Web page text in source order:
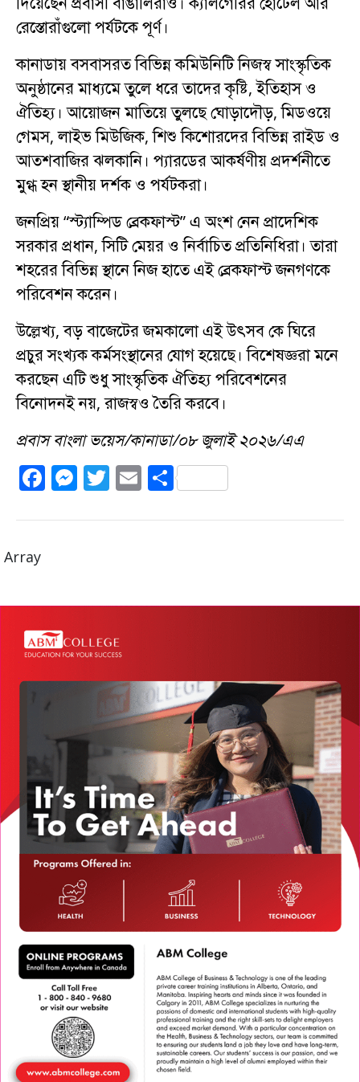
রেস্তোরাঁগুলো পর্যটকে পূর্ণ।
কানাডায় বসবাসরত বিভিন্ন কমিউনিটি নিজস্ব সাংস্কৃতিক
অনুষ্ঠানের মাধ্যমে তুলে ধরে তাদের কৃষ্টি, ইতিহাস ও
ঐতিহ্য। আয়োজন মাতিয়ে তুলছে ঘোড়াদৌড়, মিডওয়ে
গেমস, লাইভ মিউজিক, শিশু কিশোরদের বিভিন্ন রাইড ও
আতশবাজির ঝলকানি। প্যারডের আকর্ষণীয় প্রদর্শনীতে
মুগ্ধ হন স্থানীয় দর্শক ও পর্যটকরা।
জনপ্রিয় “স্ট্যাম্পিড ব্রেকফাস্ট” এ অংশ নেন প্রাদেশিক
সরকার প্রধান, সিটি মেয়র ও নির্বাচিত প্রতিনিধিরা। তারা
শহরের বিভিন্ন স্থানে নিজ হাতে এই ব্রেকফাস্ট জনগণকে
পরিবেশন করেন।
উল্লেখ্য, বড় বাজেটের জমকালো এই উৎসব কে ঘিরে
প্রচুর সংখ্যক কর্মসংস্থানের যোগ হয়েছে। বিশেষজ্ঞরা মনে
করছেন এটি শুধু সাংস্কৃতিক ঐতিহ্য পরিবেশনের
বিনোদনই নয়, রাজস্বও তৈরি করবে।
প্রবাস বাংলা ভয়েস/কানাডা/০৮ জুলাই ২০২৬/এএ
F
c
o
o
k
M
ss
g
er
T
it
E
ai
S
a
Array